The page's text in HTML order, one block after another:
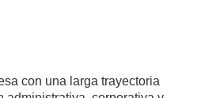
con una larga trayectoria